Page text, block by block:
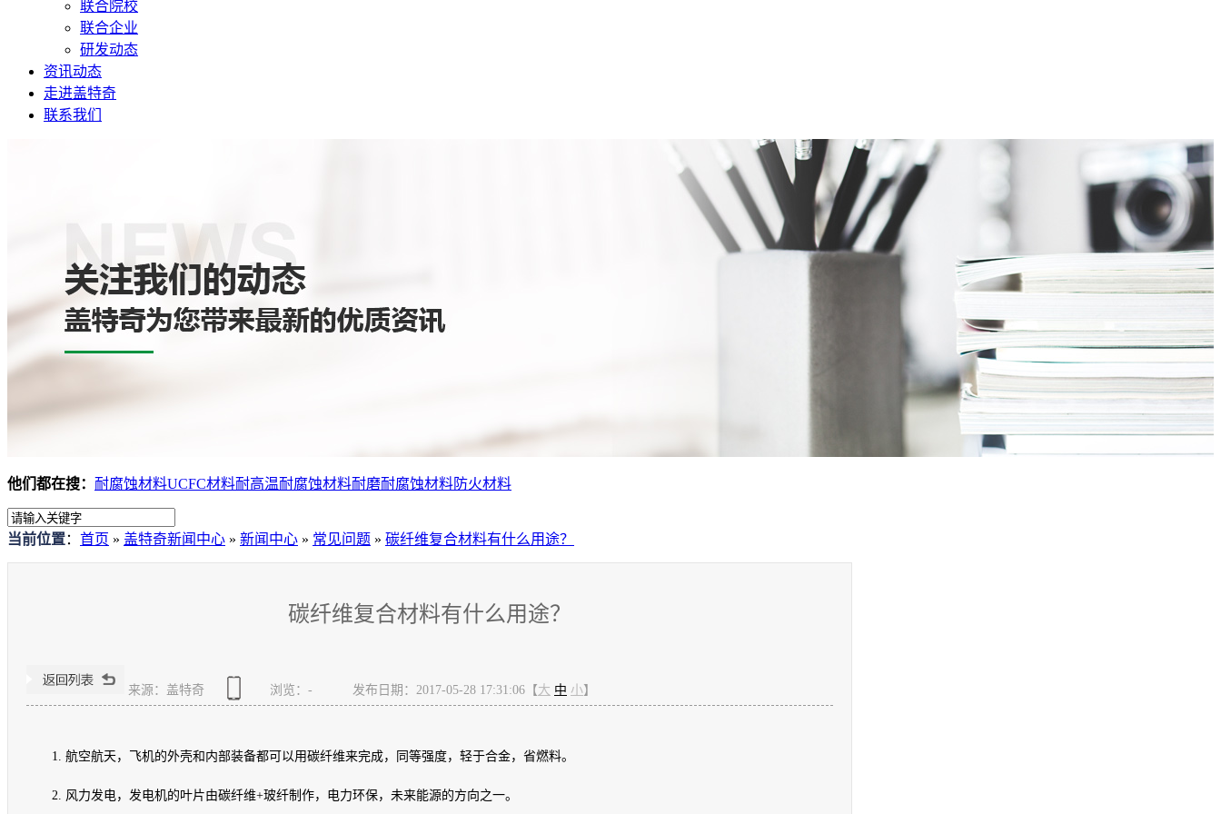
联合院校
联合企业
研发动态
资讯动态
走进盖特奇
联系我们
他们都在搜： 耐腐蚀材料UCFC材料耐高温耐腐蚀材料耐磨耐腐蚀材料防火材料
当前位置： 首页 » 盖特奇新闻中心 » 新闻中心 » 常见问题 » 碳纤维复合材料有什么用途？
碳纤维复合材料有什么用途？
来源：盖特奇 浏览： - 发布日期：2017-05-28 17:31:06【大 中 小】
1. 航空航天，飞机的外壳和内部装备都可以用碳纤维来完成，同等强度，轻于合金，省燃料。
2. 风力发电，发电机的叶片由碳纤维+玻纤制作，电力环保，未来能源的方向之一。